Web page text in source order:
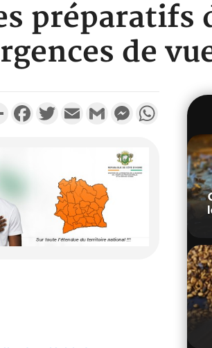
préparatifs
de
PartagerFacebookTwitterEmail Gmail MessengerWhatsApp
POLITIQUE
Côte d'Ivoire : Indépendance
2026, Yopougon coeur
battant de la célébration...